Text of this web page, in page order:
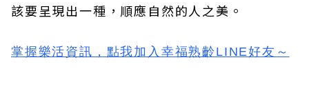
該要呈現出一種，順應自然的人之美。
掌握樂活資訊， 點我加入 幸福熟齡LINE好友 ～